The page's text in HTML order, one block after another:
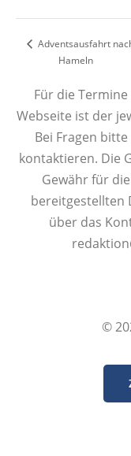
Adventsausfahrt
Hameln
Für die
Webseite ist der
Bei Fragen
kontaktieren. Die
Gewähr für
bereitgestellten
über das
©